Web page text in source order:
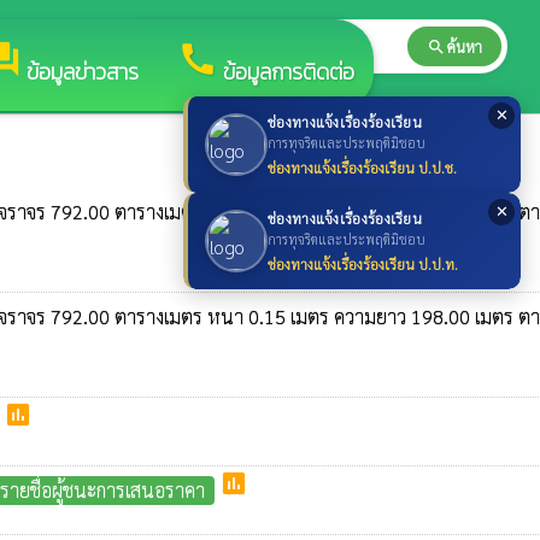
✕
ช่องทางแจ้งเรื่องร้องเรียน
การทุจริตและประพฤติมิชอบ
ช่องทางแจ้งเรื่องร้องเรียน ป.ป.ช.
✕
ช่องทางแจ้งเรื่องร้องเรียน
การทุจริตและประพฤติมิชอบ
ช่องทางแจ้งเรื่องร้องเรียน ป.ป.ท.
ข้อมูลข่าวสาร call ข้อมูลการติดต่อ
search ค้นหา
จร 792.00 ตารางเมตร หนา 0.15 เมตร ความยาว 198.00 เมตร ต
จร 792.00 ตารางเมตร หนา 0.15 เมตร ความยาว 198.00 เมตร ต
poll
ายชื่อผู้ชนะการเสนอราคา poll